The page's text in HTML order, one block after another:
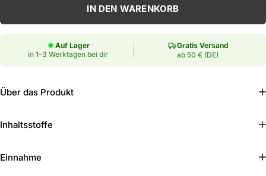
IN DEN WARENKORB
Auf Lager
in 1–3 Werktagen bei dir
Gratis Versand
ab 50 € (DE)
Über das Produkt
Inhaltsstoffe
Einnahme